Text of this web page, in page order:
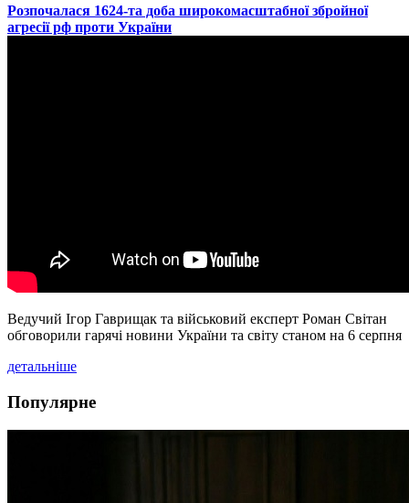
​Розпочалася 1624-та доба широкомасштабної збройної
агресії рф проти України
Ведучий Ігор Гаврищак та військовий експерт Роман Світан
обговорили гарячі новини України та світу станом на 6 серпня
детальніше
Популярне